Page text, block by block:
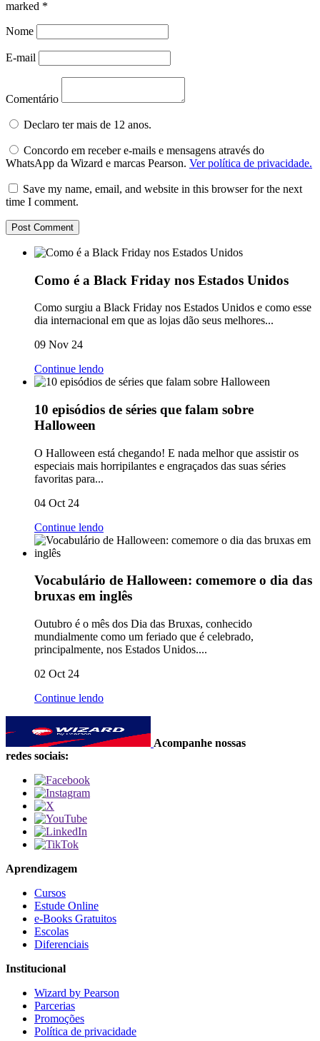
marked *
Nome
E-mail
Comentário
Declaro ter mais de 12 anos.
Concordo em receber e-mails e mensagens através do
WhatsApp da Wizard e marcas Pearson. Ver política de privacidade.
Save my name, email, and website in this browser for the next
time I comment.
Como é a Black Friday nos Estados Unidos
Como surgiu a Black Friday nos Estados Unidos e como esse
dia internacional em que as lojas dão seus melhores...
09 Nov 24
Continue lendo
10 episódios de séries que falam sobre
Halloween
O Halloween está chegando! E nada melhor que assistir os
especiais mais horripilantes e engraçados das suas séries
favoritas para...
04 Oct 24
Continue lendo
Vocabulário de Halloween: comemore o dia das
bruxas em inglês
Outubro é o mês dos Dia das Bruxas, conhecido
mundialmente como um feriado que é celebrado,
principalmente, nos Estados Unidos....
02 Oct 24
Continue lendo
Acompanhe nossas
redes sociais:
Aprendizagem
Cursos
Estude Online
e-Books Gratuitos
Escolas
Diferenciais
Institucional
Wizard by Pearson
Parcerias
Promoções
Política de privacidade